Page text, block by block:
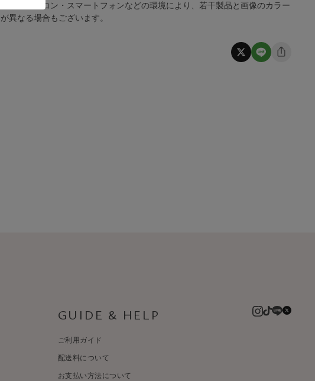
※またパソコン・スマートフォンなどの環境により、若干製品と画像のカラー
が異なる場合もございます。
GUIDE & HELP
ご利用ガイド
配送料について
お支払い方法について